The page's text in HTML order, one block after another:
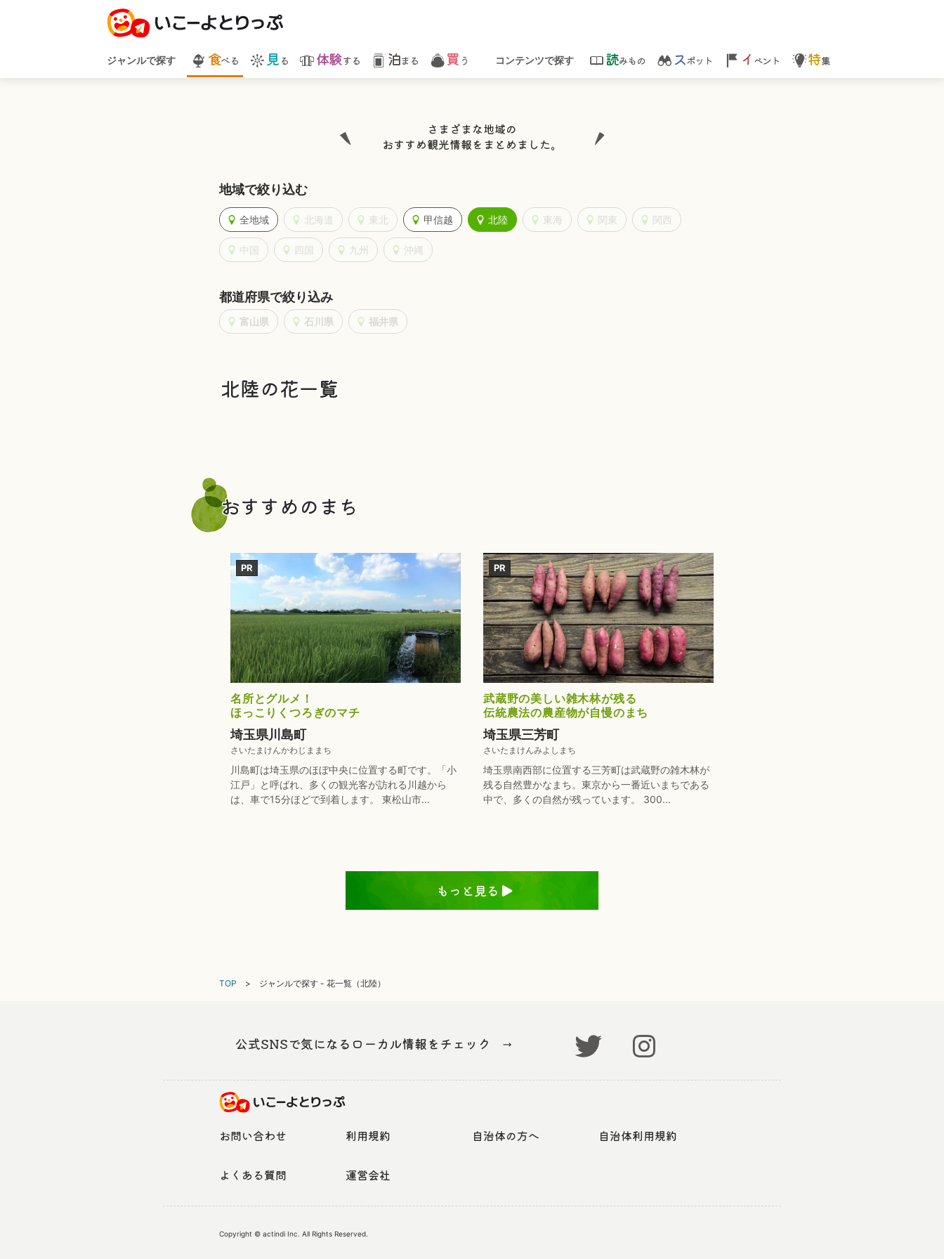
ジャンルで探す 食べる 見 る 体験する 泊まる 買 う コンテンツで探す 読みもの スポット イ ベント 特集
さまざまな地域の
おすすめ観光情報をまとめました。
地域で絞り込む
全地域 北海道 東北 甲信越 北陸 東海 関東 関西
中国 四国 九州 沖縄
都道府県で絞り込み
富山県 石川県 福井県
北陸の花一覧
おすすめのまち
PR
名所とグルメ！
ほっこりくつろぎのマチ
埼玉県川島町
さいたまけんかわじままち
川島町は埼玉県のほぼ中央に位置する町です。「小
江戸」と呼ばれ、多くの観光客が訪れる川越から
は、車で15分ほどで到着します。 東松山市...
PR
武蔵野の美しい雑木林が残る
伝統農法の農産物が自慢のまち
埼玉県三芳町
さいたまけんみよしまち
埼玉県南西部に位置する三芳町は武蔵野の雑木林が
残る自然豊かなまち。東京から一番近いまちである
中で、多くの自然が残っています。 300...
もっと見る
TOP ジャンルで探す - 花一覧（北陸）
公式SNSで気になるローカル情報をチェック →
お問い合わせ 利用規約 自治体の方へ 自治体利用規約
よくある質問 運営会社
Copyright © actindi Inc. All Rights Reserved.